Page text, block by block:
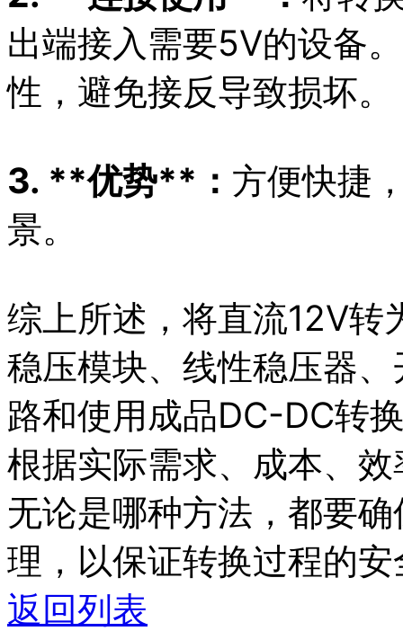
出端接入需要5V的设备
性，避免接反导致损坏。
3. **优势**： 方便快捷
景。
综上所述，将直流12V转
稳压模块、线性稳压器
路和使用成品DC-DC转
根据实际需求、成本、
无论是哪种方法，都要
理，以保证转换过程的
返回列表